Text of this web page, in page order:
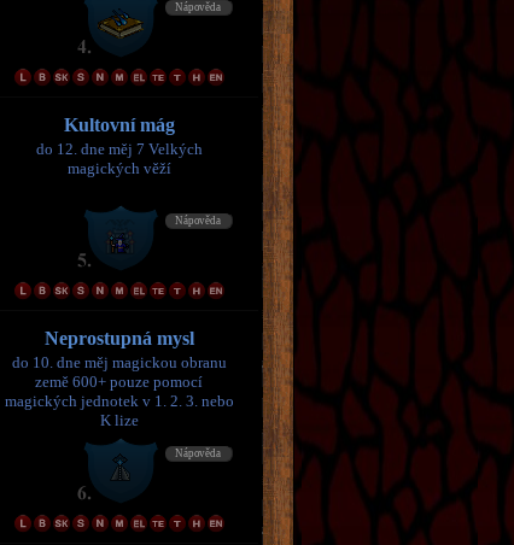
Kultovní mág
do 12. dne měj 7 Velkých
magických věží
Neprostupná mysl
do 10. dne měj magickou obranu
země 600+ pouze pomocí
magických jednotek v 1. 2. 3. nebo
K lize